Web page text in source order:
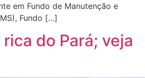
em Fundo de Manutenção e
Fundo […]
do Pará; veja